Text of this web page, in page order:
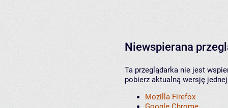
Niewspierana
Ta przeglądarka nie jest
pobierz aktualną wersję
Mozilla Firefox